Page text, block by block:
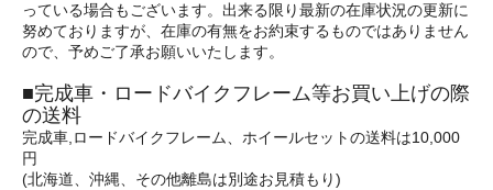
っている場合もございます。出来る限り最新の在庫状況の更新に
努めておりますが、在庫の有無をお約束するものではありません
ので、予めご了承お願いいたします。
■完成車・ロードバイクフレーム等お買い上げの際
の送料
完成車,ロードバイクフレーム、ホイールセットの送料は10,000
円
(北海道、沖縄、その他離島は別途お見積もり)